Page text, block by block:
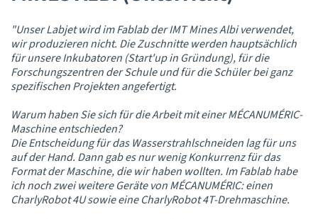
"Unser Labjet wird im Fablab der IMT Mines Albi verwendet,
wir produzieren nicht. Die Zuschnitte werden hauptsächlich
für unsere Inkubatoren (Start'up in Gründung), für die
Forschungszentren der Schule und für die Schüler bei ganz
spezifischen Projekten angefertigt.
Warum haben Sie sich für die Arbeit mit einer MÉCANUMÉRIC-
Maschine entschieden?
Die Entscheidung für das Wasserstrahlschneiden lag für uns
auf der Hand. Dann gab es nur wenig Konkurrenz für das
Format der Maschine, die wir haben wollten. Im Fablab habe
ich noch zwei weitere Geräte von MÉCANUMÉRIC: einen
CharlyRobot 4U sowie eine CharlyRobot 4T-Drehmaschine.